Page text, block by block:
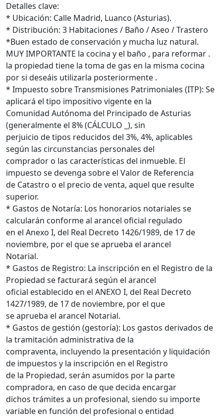
Detalles clave:
* Ubicación: Calle Madrid, Luanco (Asturias).
* Distribución: 3 Habitaciones / Baño / Aseo / Trastero
*Buen estado de conservación y mucha luz natural.
MUY IMPORTANTE la cocina y el baño , para reformar .
la propiedad tiene la toma de gas en la misma cocina
por si deseáis utilizarla posteriormente .
* Impuesto sobre Transmisiones Patrimoniales (ITP): Se
aplicará el tipo impositivo vigente en la
Comunidad Autónoma del Principado de Asturias
(generalmente el 8% (CÁLCULO _), sin
perjuicio de tipos reducidos del 3%, 4%, aplicables
según las circunstancias personales del
comprador o las características del inmueble. El
impuesto se devenga sobre el Valor de Referencia
de Catastro o el precio de venta, aquel que resulte
superior.
* Gastos de Notaría: Los honorarios notariales se
calcularán conforme al arancel oficial regulado
en el Anexo I, del Real Decreto 1426/1989, de 17 de
noviembre, por el que se aprueba el arancel
Notarial.
* Gastos de Registro: La inscripción en el Registro de la
Propiedad se facturará según el arancel
oficial establecido en el ANEXO I, del Real Decreto
1427/1989, de 17 de noviembre, por el que
se aprueba el arancel Notarial.
* Gastos de gestión (gestoría): Los gastos derivados de
la tramitación administrativa de la
compraventa, incluyendo la presentación y liquidación
de impuestos y la inscripción en el Registro
de la Propiedad, serán asumidos por la parte
compradora, en caso de que decida encargar
dichos trámites a un profesional, siendo su importe
variable en función del profesional o entidad